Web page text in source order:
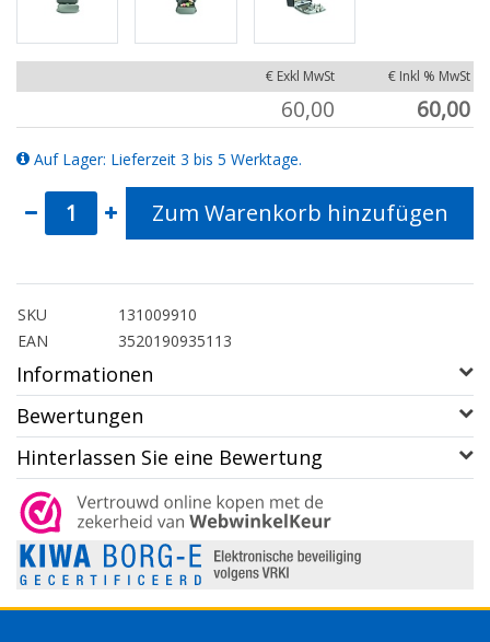
€ Exkl MwSt € Inkl % MwSt
60,00 60,00
Auf Lager: Lieferzeit 3 bis 5 Werktage.
Zum Warenkorb hinzufügen
SKU
131009910
EAN
3520190935113
Informationen
Bewertungen
Hinterlassen Sie eine Bewertung